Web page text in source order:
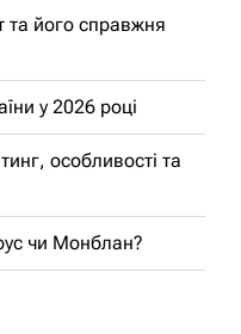
та його справжня
у 2026 році
особливості та
чи Монблан?